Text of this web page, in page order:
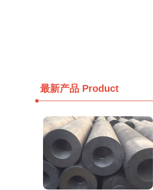
最新产品 Product